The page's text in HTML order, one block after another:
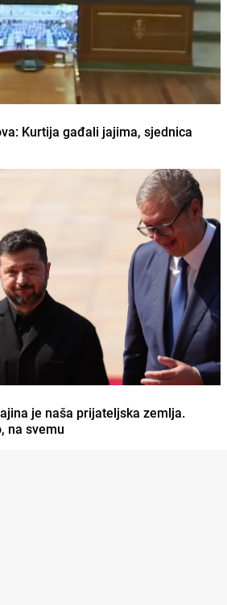
Kurtija gađali jajima, sjednica
je naša prijateljska zemlja.
na svemu